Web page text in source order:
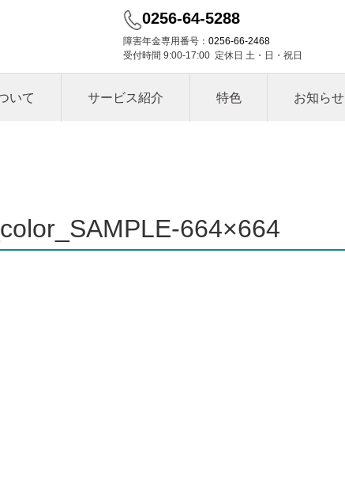
0256-64-5288
障害年金専用番号： 0256-66-2468
受付時間 9:00-17:00 定休日 土・日・祝日
いて サービス紹介 特色 お知らせ
664×664